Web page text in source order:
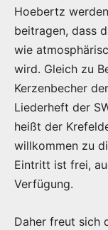
Hoebertz
beitragen, dass
wie
wird. Gleich zu
Kerzenbecher
Liederheft der
heißt der
willkommen zu
Eintritt ist frei,
Verfügung.
Daher freut sich